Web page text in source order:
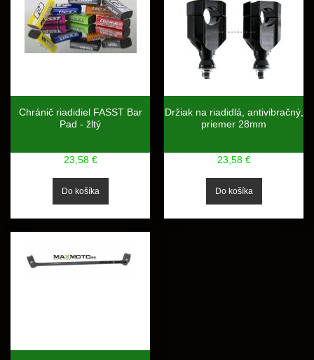
Chránič riadidiel FASST Bar
Pad - žltý
23,58 €
Držiak na riadidlá, antivibračný,
priemer 28mm
23,58 €